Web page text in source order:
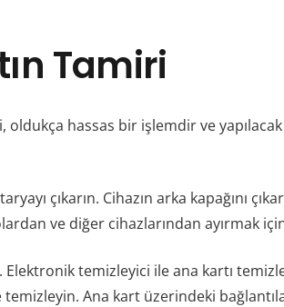
Tamiri
hassas bir işlemdir ve
çıkarın. Cihazın arka kapağını
ve diğer cihazlarından ayırmak
temizleyici ile ana kartı
temizleyin. Ana kart üzerindeki